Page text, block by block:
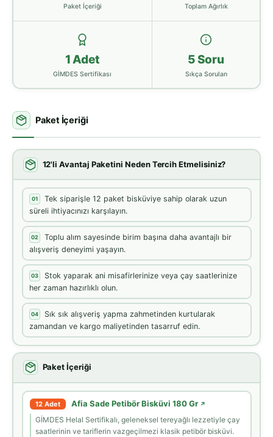
Paket İçeriği Toplam Ağırlık
1 Adet
GİMDES Sertifikası
5 Soru
Sıkça Sorulan
Paket İçeriği
12'li Avantaj Paketini Neden Tercih Etmelisiniz?
01
Tek siparişle 12 paket bisküviye sahip olarak uzun
süreli ihtiyacınızı karşılayın.
02
Toplu alım sayesinde birim başına daha avantajlı bir
alışveriş deneyimi yaşayın.
03
Stok yaparak ani misafirlerinize veya çay saatlerinize
her zaman hazırlıklı olun.
04
Sık sık alışveriş yapma zahmetinden kurtularak
zamandan ve kargo maliyetinden tasarruf edin.
Paket İçeriği
12 Adet Afia Sade Petibör Bisküvi 180 Gr ↗
GİMDES Helal Sertifikalı, geleneksel tereyağlı lezzetiyle çay
saatlerinin ve tariflerin vazgeçilmezi klasik petibör bisküvi.